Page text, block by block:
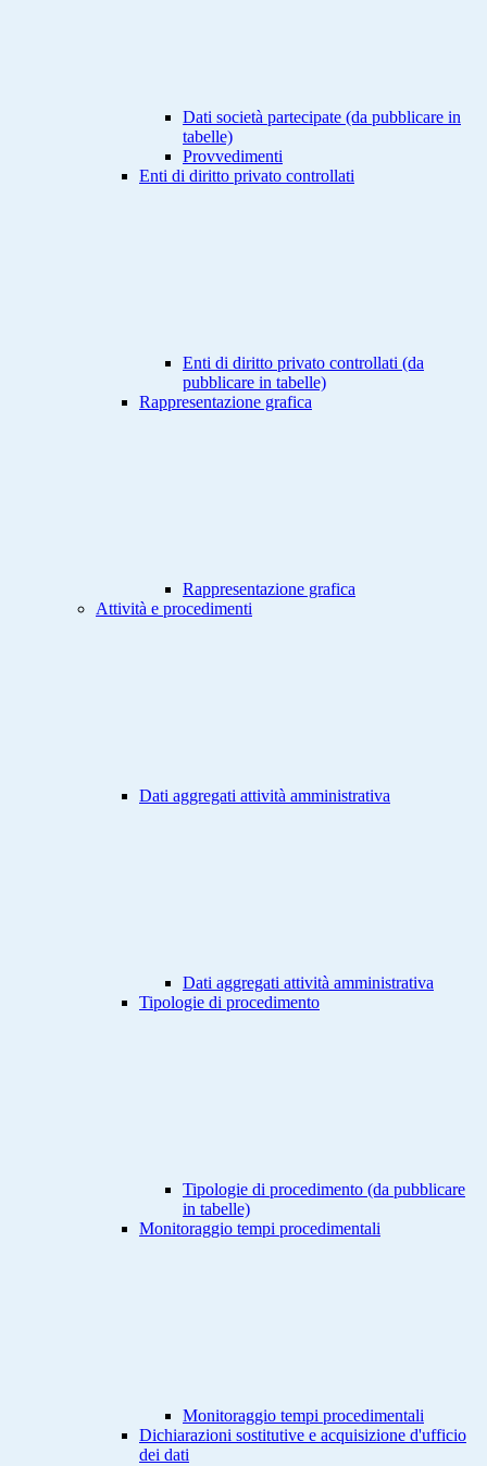
Dati società partecipate (da pubblicare in
tabelle)
Provvedimenti
Enti di diritto privato controllati
Enti di diritto privato controllati (da
pubblicare in tabelle)
Rappresentazione grafica
Rappresentazione grafica
Attività e procedimenti
Dati aggregati attività amministrativa
Dati aggregati attività amministrativa
Tipologie di procedimento
Tipologie di procedimento (da pubblicare
in tabelle)
Monitoraggio tempi procedimentali
Monitoraggio tempi procedimentali
Dichiarazioni sostitutive e acquisizione d'ufficio
dei dati